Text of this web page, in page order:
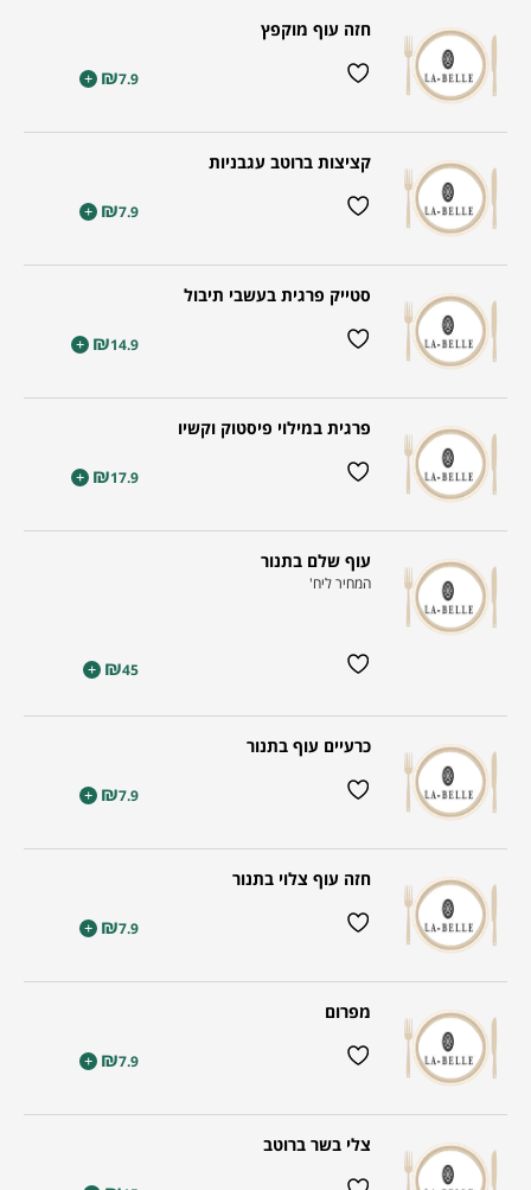
חזה עוף מוקפץ
₪7.9
+
קציצות ברוטב עגבניות
₪7.9
+
סטייק פרגית בעשבי תיבול
₪14.9
+
פרגית במילוי פיסטוק וקשיו
₪17.9
+
עוף שלם בתנור
המחיר ליח'
₪45
+
כרעיים עוף בתנור
₪7.9
+
חזה עוף צלוי בתנור
₪7.9
+
מפרום
₪7.9
+
צלי בשר ברוטב